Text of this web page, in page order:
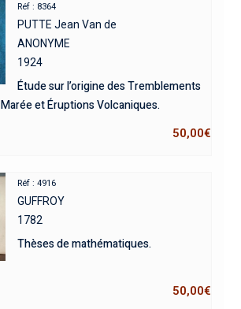
Réf : 8364
PUTTE Jean Van de
ANONYME
1924
Étude sur l’origine des Tremblements
et Éruptions Volcaniques.
50,00€
Réf : 4916
GUFFROY
1782
Thèses de mathématiques.
50,00€